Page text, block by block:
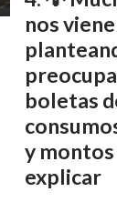
nos
boletas
y
explicar